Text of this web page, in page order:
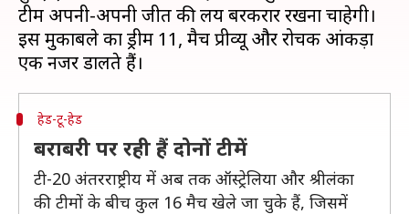
टीमें अपनी-अपनी जीत की लय बरकरार रखना चाहेगी।
इस मुकाबले का ड्रीम 11, मैच प्रीव्यू और रोचक आंकड़ों
हेड-टू-हेड
बराबरी पर रही हैं दोनों टीमें
टी-20 अंतरराष्ट्रीय में अब तक ऑस्ट्रेलिया और श्रीलंका
की टीमों के बीच कुल 16 मैच खेले जा चुके हैं, जिसमें